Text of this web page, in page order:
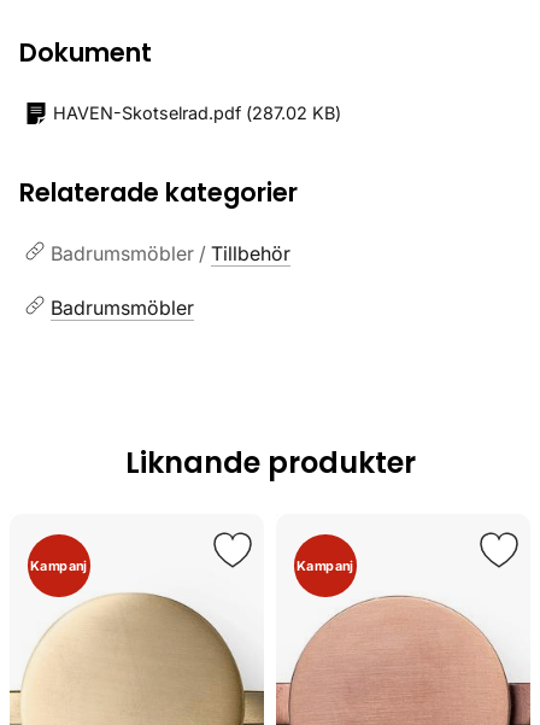
Dokument
HAVEN-Skotselrad.pdf (287.02 KB)
Relaterade kategorier
Badrumsmöbler / Tillbehör
Badrumsmöbler
Liknande produkter
Kampanj Kampanj